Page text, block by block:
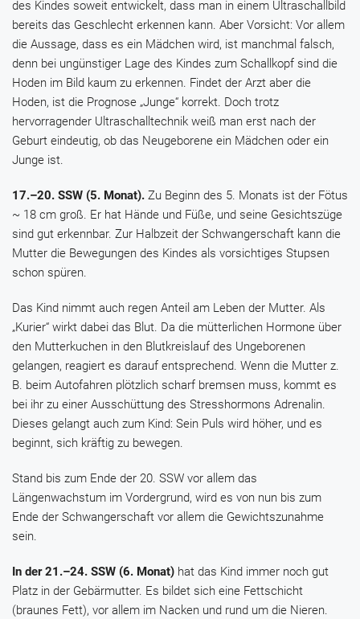
des Kindes soweit entwickelt, dass man in einem Ultraschallbild
bereits das Geschlecht erkennen kann. Aber Vorsicht: Vor allem
die Aussage, dass es ein Mädchen wird, ist manchmal falsch,
denn bei ungünstiger Lage des Kindes zum Schallkopf sind die
Hoden im Bild kaum zu erkennen. Findet der Arzt aber die
Hoden, ist die Prognose „Junge“ korrekt. Doch trotz
hervorragender Ultraschalltechnik weiß man erst nach der
Geburt eindeutig, ob das Neugeborene ein Mädchen oder ein
Junge ist.
17.–20. SSW (5. Monat). Zu Beginn des 5. Monats ist der Fötus
~ 18 cm groß. Er hat Hände und Füße, und seine Gesichtszüge
sind gut erkennbar. Zur Halbzeit der Schwangerschaft kann die
Mutter die Bewegungen des Kindes als vorsichtiges Stupsen
schon spüren.
Das Kind nimmt auch regen Anteil am Leben der Mutter. Als
„Kurier“ wirkt dabei das Blut. Da die mütterlichen Hormone über
den Mutterkuchen in den Blutkreislauf des Ungeborenen
gelangen, reagiert es darauf entsprechend. Wenn die Mutter z.
B. beim Autofahren plötzlich scharf bremsen muss, kommt es
bei ihr zu einer Ausschüttung des Stresshormons Adrenalin.
Dieses gelangt auch zum Kind: Sein Puls wird höher, und es
beginnt, sich kräftig zu bewegen.
Stand bis zum Ende der 20. SSW vor allem das
Längenwachstum im Vordergrund, wird es von nun bis zum
Ende der Schwangerschaft vor allem die Gewichtszunahme
sein.
In der 21.–24. SSW (6. Monat) hat das Kind immer noch gut
Platz in der Gebärmutter. Es bildet sich eine Fettschicht
(braunes Fett), vor allem im Nacken und rund um die Nieren.